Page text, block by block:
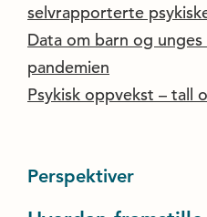
selvrapporterte
Data om barn og
pandemien
Psykisk oppvekst – tall
Perspektiver